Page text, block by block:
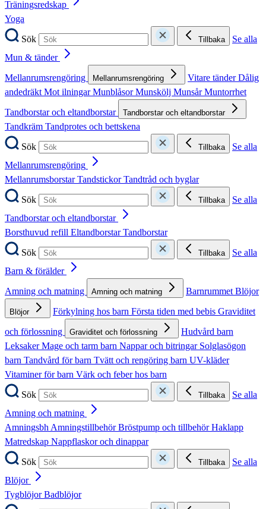
Träningsredskap
Yoga
Sök
Tillbaka
Se alla
Mun & tänder
Mellanrumsrengöring
Mellanrumsrengöring Vitare tänderDålig
andedräktMot ilningarMunblåsorMunskölj MunsårMuntorrhet
Tandborstar och eltandborstar
Tandborstar och eltandborstar
Tandkräm Tandprotes och bettskena
Sök
Tillbaka
Se alla
Mellanrumsrengöring
MellanrumsborstarTandstickorTandtråd och byglar
Sök
Tillbaka
Se alla
Tandborstar och eltandborstar
Borsthuvud refill EltandborstarTandborstar
Sök
Tillbaka
Se alla
Barn & förälder
Amning och matning
Amning och matning BarnrummetBlöjor
Blöjor Förkylning hos barn Första tiden med bebis Graviditet
och förlossning
Graviditet och förlossning
Hudvård barn
LeksakerMage och tarm barn Nappar och bitringar Solglasögon
barn Tandvård för barn Tvätt och rengöring barn UV-kläder
Vitaminer för barn Värk och feber hos barn
Sök
Tillbaka
Se alla
Amning och matning
AmningsbhAmningstillbehörBröstpump och tillbehörHaklapp
Matredskap Nappflaskor och dinappar
Sök
Tillbaka
Se alla
Blöjor
TygblöjorBadblöjor